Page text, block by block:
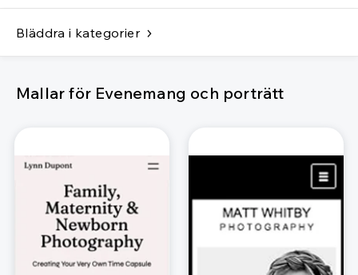
Bläddra i kategorier
Mallar för Evenemang och porträtt